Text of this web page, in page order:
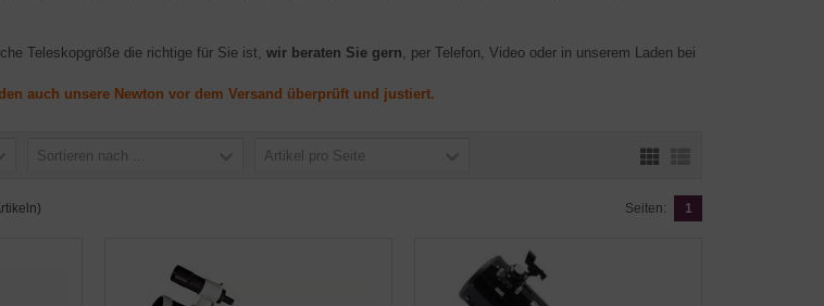
Teleskopgröße die richtige für Sie ist, wir beraten Sie gern, per Telefon, Video oder in unserem Laden bei
auch unsere Newton vor dem Versand überprüft und justiert.
Sortieren nach ... Artikel pro Seite
Seiten: 1